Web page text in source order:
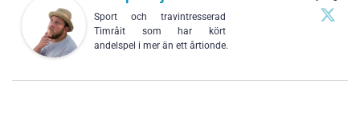
Sport och travintresserad
Timråit som har kört
andelspel i mer än ett årtionde.